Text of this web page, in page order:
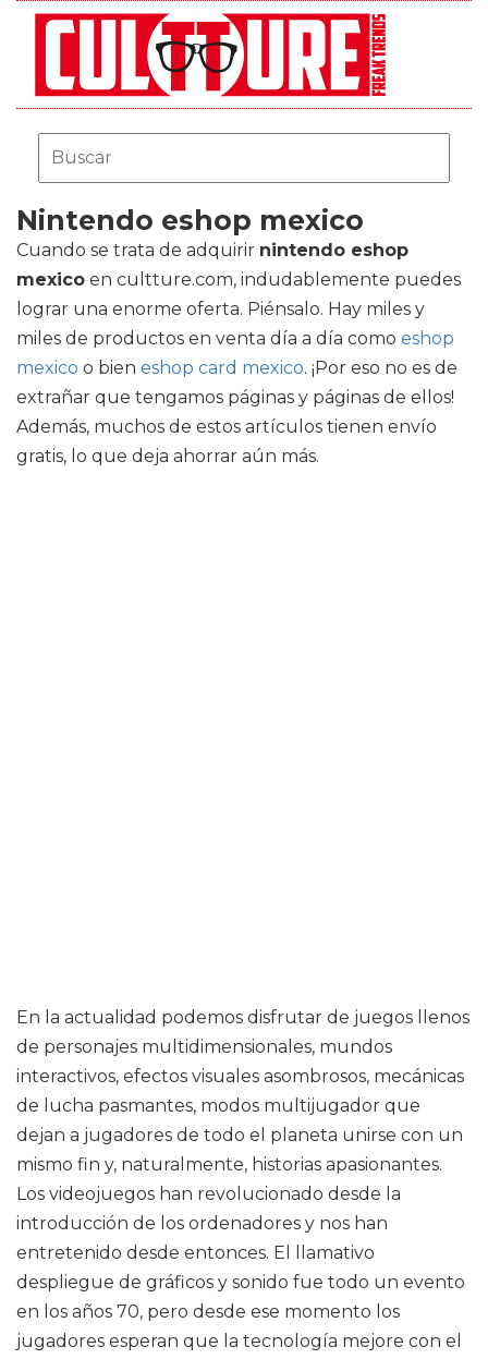
Nintendo eshop mexico
Cuando se trata de adquirir nintendo eshop
mexico en cultture.com, indudablemente puedes
lograr una enorme oferta. Piénsalo. Hay miles y
miles de productos en venta día a día como eshop
mexico o bien eshop card mexico. ¡Por eso no es de
extrañar que tengamos páginas y páginas de ellos!
Además, muchos de estos artículos tienen envío
gratis, lo que deja ahorrar aún más.
En la actualidad podemos disfrutar de juegos llenos
de personajes multidimensionales, mundos
interactivos, efectos visuales asombrosos, mecánicas
de lucha pasmantes, modos multijugador que
dejan a jugadores de todo el planeta unirse con un
mismo fin y, naturalmente, historias apasionantes.
Los videojuegos han revolucionado desde la
introducción de los ordenadores y nos han
entretenido desde entonces. El llamativo
despliegue de gráficos y sonido fue todo un evento
en los años 70, pero desde ese momento los
jugadores esperan que la tecnología mejore con el